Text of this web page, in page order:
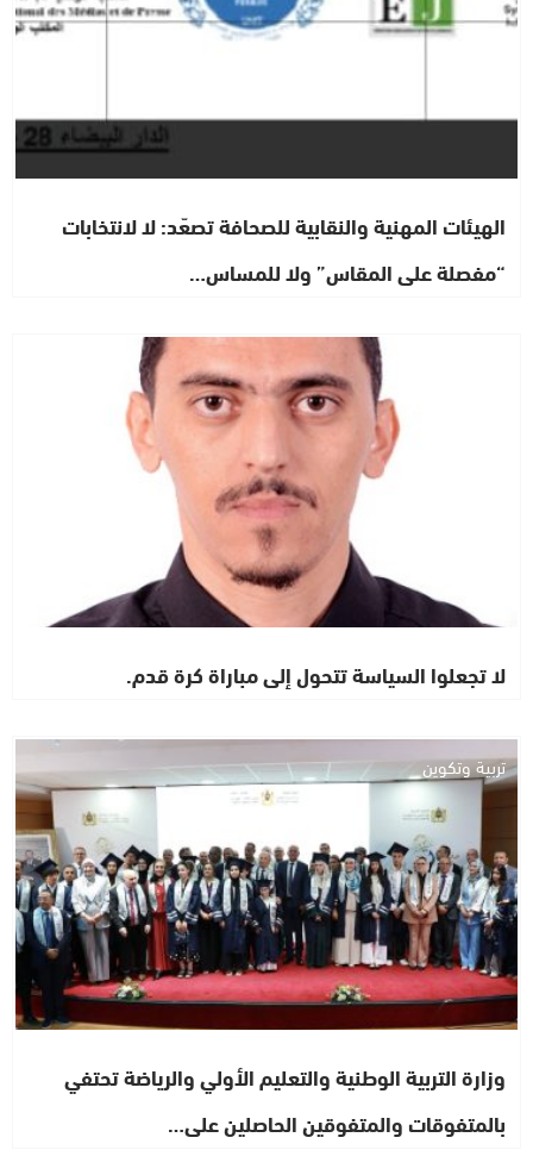
الهيئات المهنية والنقابية للصحافة تصعّد: لا لانتخابات
“مفصلة على المقاس” ولا للمساس…
لا تجعلوا السياسة تتحول إلى مباراة كرة قدم.
تربية وتكوين
وزارة التربية الوطنية والتعليم الأولي والرياضة تحتفي
بالمتفوقات والمتفوقين الحاصلين على…